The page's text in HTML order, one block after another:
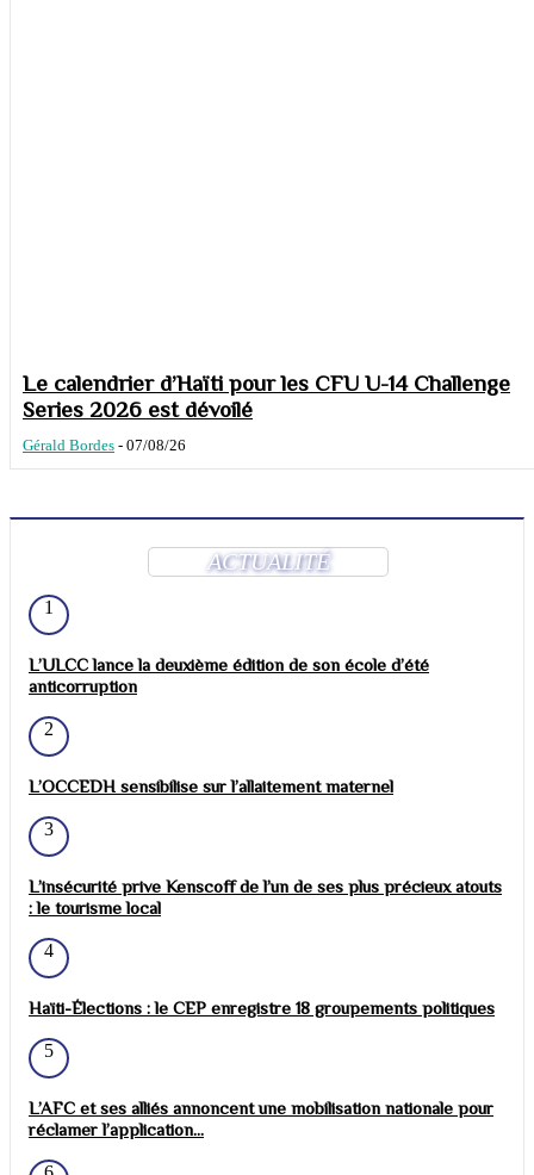
Le calendrier d’Haïti pour les CFU U-14 Challenge
Series 2026 est dévoilé
Gérald Bordes - 07/08/26
ACTUALITÉ
1
L’ULCC lance la deuxième édition de son école d’été
anticorruption
2
L’OCCEDH sensibilise sur l’allaitement maternel
3
L’insécurité prive Kenscoff de l’un de ses plus précieux atouts
: le tourisme local
4
Haïti-Élections : le CEP enregistre 18 groupements politiques
5
L’AFC et ses alliés annoncent une mobilisation nationale pour
réclamer l’application...